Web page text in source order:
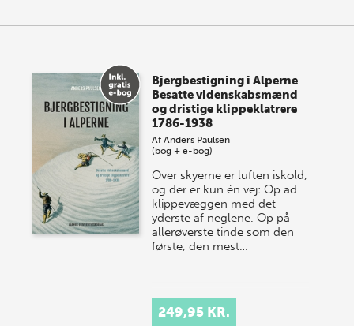
Bjergbestigning i Alperne
Besatte videnskabsmænd
og dristige klippeklatrere
1786-1938
AfAnders Paulsen
(bog + e-bog)
Over skyerne er luften iskold,
og der er kun én vej: Op ad
klippevæggen med det
yderste af neglene. Op på
allerøverste tinde som den
første, den mest…
249,95 KR.